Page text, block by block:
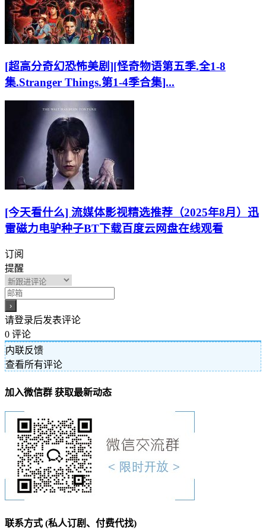
[超高分奇幻恐怖美剧][怪奇物语第五季.全1-8
集.Stranger Things.第1-4季合集]...
[今天看什么] 流媒体影视精选推荐（2025年8月）迅
雷磁力电驴种子BT下载百度云网盘在线观看
订阅
提醒
请登录后发表评论
0 评论
内联反馈
查看所有评论
加入微信群 获取最新动态
联系方式 (私人订剧、付费代找)